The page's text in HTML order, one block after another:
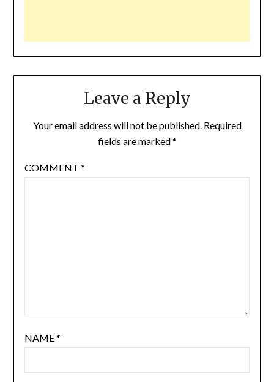
Leave a Reply
Your email address will not be published. Required
fields are marked*
COMMENT *
NAME*